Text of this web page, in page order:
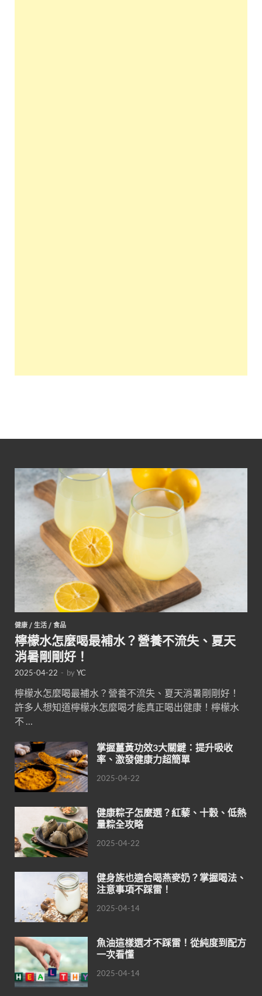
健康 / 生活 / 食品
檸檬水怎麼喝最補水？營養不流失、夏天
消暑剛剛好！
2025-04-22 - byYC
檸檬水怎麼喝最補水？營養不流失、夏天消暑剛剛好！
許多人想知道檸檬水怎麼喝才能真正喝出健康！檸檬水
不 …
掌握薑黃功效3大關鍵：提升吸收
率、激發健康力超簡單
2025-04-22
健康粽子怎麼選？紅藜、十穀、低熱
量粽全攻略
2025-04-22
健身族也適合喝燕麥奶？掌握喝法、
注意事項不踩雷！
2025-04-14
魚油這樣選才不踩雷！從純度到配方
一次看懂
2025-04-14